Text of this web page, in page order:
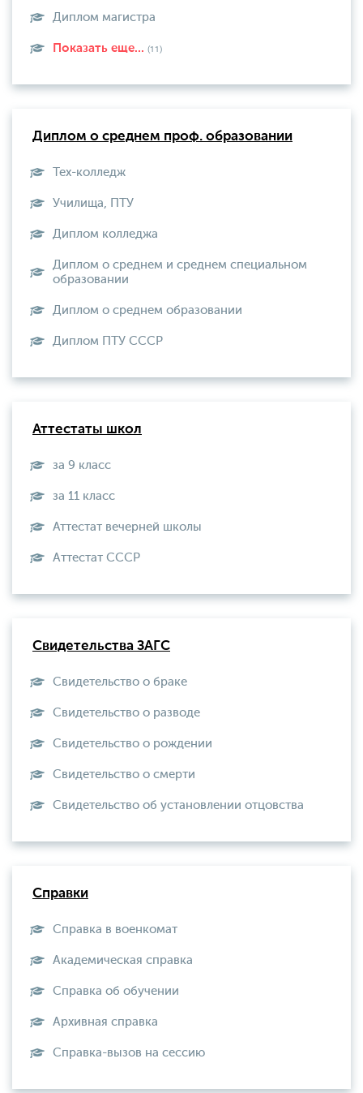
Диплом магистра
Показать еще... (11)
Диплом о среднем проф. образовании
Тех-колледж
Училища, ПТУ
Диплом колледжа
Диплом о среднем и среднем специальном
образовании
Диплом о среднем образовании
Диплом ПТУ СССР
Аттестаты школ
за 9 класс
за 11 класс
Аттестат вечерней школы
Aттестат СССР
Свидетельства ЗАГС
Свидетельство о браке
Свидетельство о разводе
Свидетельство о рождении
Свидетельство о смерти
Свидетельство об установлении отцовства
Справки
Справка в военкомат
Академическая справка
Справка об обучении
Архивная справка
Справка-вызов на сессию